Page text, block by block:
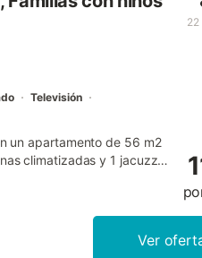
28 km del aeropuerto de
22
Televisión
un apartamento de 56 m2
climatizadas y 1 jacuzzi,
👉 ¡Reserva ahora
disfruta de un alquiler
blanco y rodeado de
cocina equipada (horno,
Ver